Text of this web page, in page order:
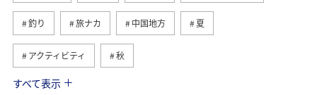
釣り 旅ナカ 中国地方 夏
アクティビティ 秋
京都府
すべて表示